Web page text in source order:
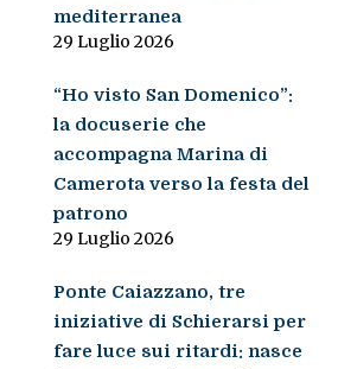
mediterranea
29 Luglio 2026
“Ho visto San Domenico”:
la docuserie che
accompagna Marina di
Camerota verso la festa del
patrono
29 Luglio 2026
Ponte Caiazzano, tre
iniziative di Schierarsi per
fare luce sui ritardi: nasce